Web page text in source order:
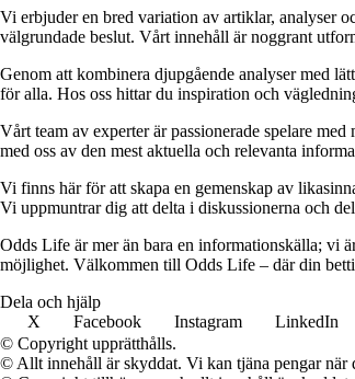
Vi erbjuder en bred variation av artiklar, analyser
välgrundade beslut. Vårt innehåll är noggrant
Genom att kombinera djupgående analyser med
för alla. Hos oss hittar du inspiration och
Vårt team av experter är passionerade spelare
med oss av den mest aktuella och relevanta
Vi finns här för att skapa en gemenskap av
Vi uppmuntrar dig att delta i diskussionerna och
Odds Life är mer än bara en informationskälla; vi
möjlighet. Välkommen till Odds Life – där din
Dela och hjälp
X
Facebook Instagram LinkedIn
© Copyright upprätthålls.
© Allt innehåll är skyddat. Vi kan tjäna pengar när